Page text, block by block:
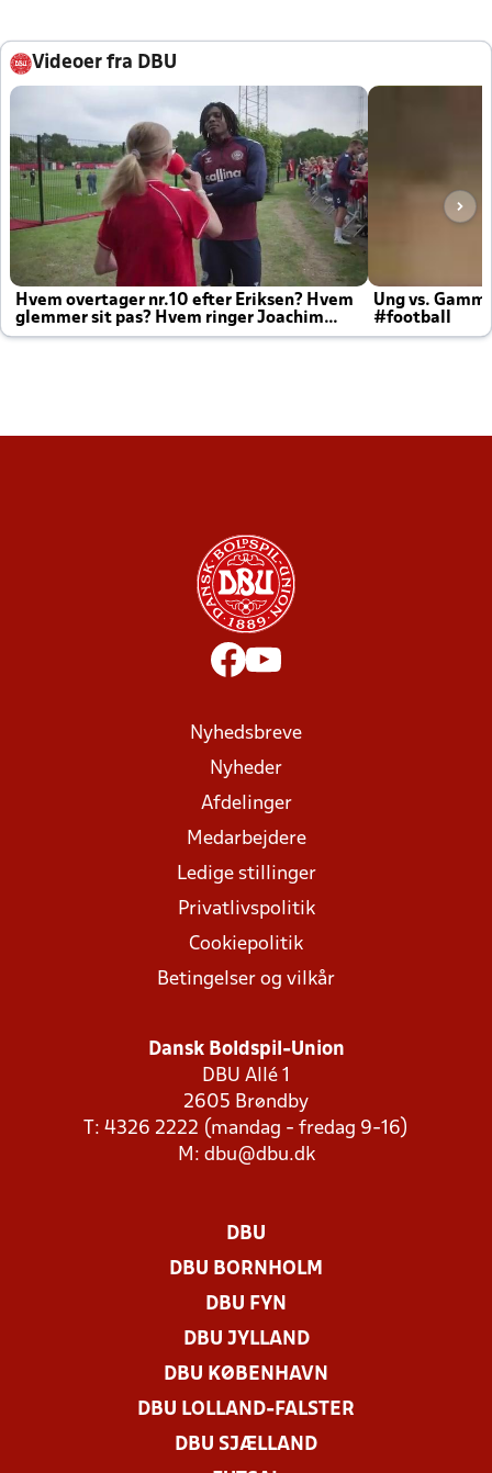
Videoer fra DBU
Hvem overtager nr.10 efter Eriksen? Hvem
glemmer sit pas? Hvem ringer Joachim
altid til efter kampe?
Ung vs.
#football
Nyhedsbreve
Nyheder
Afdelinger
Medarbejdere
Ledige stillinger
Privatlivspolitik
Cookiepolitik
Betingelser og vilkår
Dansk Boldspil-Union
DBU Allé 1
2605 Brøndby
T: 4326 2222 (mandag - fredag 9-16)
M: dbu@dbu.dk
DBU
DBU BORNHOLM
DBU FYN
DBU JYLLAND
DBU KØBENHAVN
DBU LOLLAND-FALSTER
DBU SJÆLLAND